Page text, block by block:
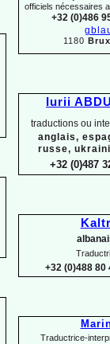
officiels nécessaires
+32 (0)486
1180
Iurii
traductions ou
anglais,
russe,
+32 (0)487
+32 (0)488 80
Traductrice-